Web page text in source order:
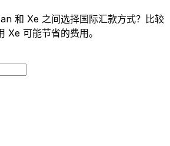
和 Xe 之间选择国际汇款方式？比较
Xe 可能节省的费用。